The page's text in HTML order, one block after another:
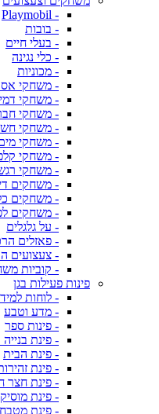
- Playmobil
- בובות
- בעלי חיים
- כלי נגינה
- מכוניות
- משחקי
- משחקי
- משחקי
- משחקי
- משחקי
- משחקי
- משחקי
- משחקים
- משחקים
- משחקים
- על גלגלים
- פאזלים
- צעצועים
- קוביות
פינות פעילות בגן
- לוחות
- מדע וטבע
- פינות ספר
- פינת בנייה
- פינת הבית
- פינת
- פינת חצר
- פינת
- פינת מטבח